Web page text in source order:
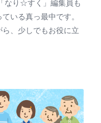
なり☆すく」編集員も
いる真っ最中です。
、少しでもお役に立